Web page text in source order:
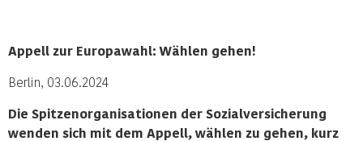
Appell zur Europawahl: Wählen gehen!
Berlin, 03.06.2024
Die Spitzenorganisationen der Sozialversicherung
wenden sich mit dem Appell, wählen zu gehen, kurz